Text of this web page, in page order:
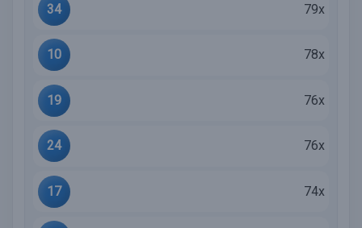
34 79x
10 78x
19 76x
24 76x
17 74x